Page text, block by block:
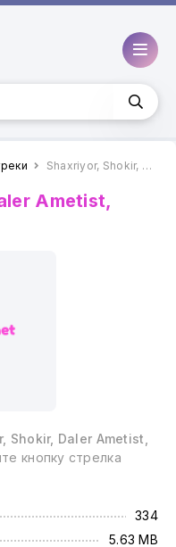
Shaxriyor, Shokir, Daler Ametist, Jaydario - Soqqa
Ametist,
Shokir, Daler Ametist,
кнопку стрелка
334
5.63 MB